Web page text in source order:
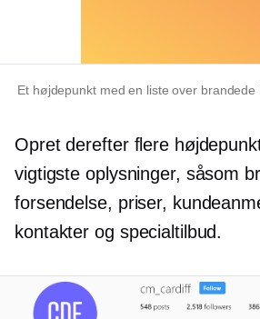
Et højdepunkt med en liste over
Opret derefter flere
vigtigste oplysninger, såsom
forsendelse, priser,
kontakter og specialtilbud.